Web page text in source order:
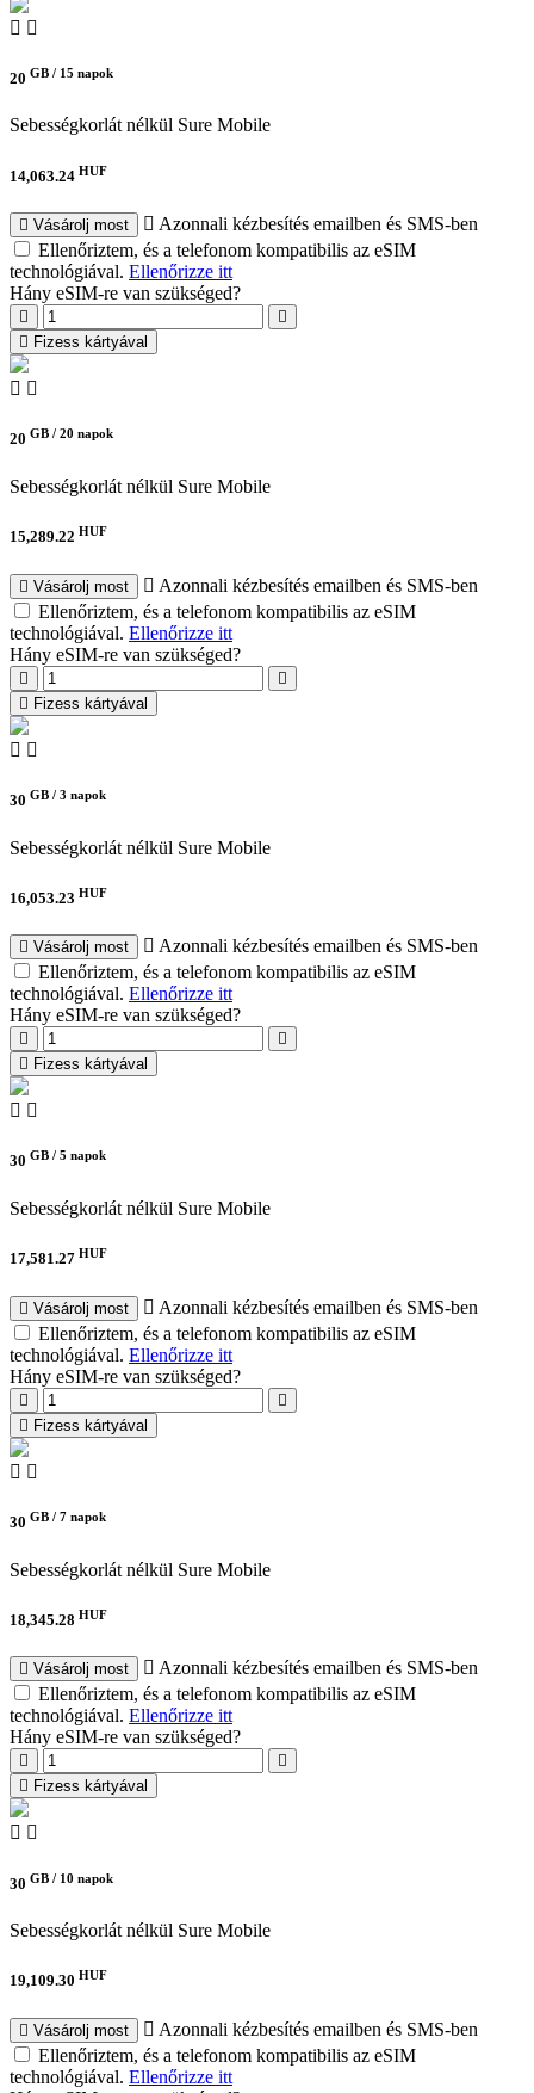
20 GB / 15 napok
Sebességkorlát nélkül Sure Mobile
14,063.24 HUF
Vásárolj most
Azonnali kézbesítés emailben és SMS-ben
Ellenőriztem, és a telefonom kompatibilis az eSIM
technológiával. Ellenőrizze itt
Hány eSIM-re van szükséged?
Fizess kártyával
20 GB / 20 napok
Sebességkorlát nélkül Sure Mobile
15,289.22 HUF
Vásárolj most
Azonnali kézbesítés emailben és SMS-ben
Ellenőriztem, és a telefonom kompatibilis az eSIM
technológiával. Ellenőrizze itt
Hány eSIM-re van szükséged?
Fizess kártyával
30 GB / 3 napok
Sebességkorlát nélkül Sure Mobile
16,053.23 HUF
Vásárolj most
Azonnali kézbesítés emailben és SMS-ben
Ellenőriztem, és a telefonom kompatibilis az eSIM
technológiával. Ellenőrizze itt
Hány eSIM-re van szükséged?
Fizess kártyával
30 GB / 5 napok
Sebességkorlát nélkül Sure Mobile
17,581.27 HUF
Vásárolj most
Azonnali kézbesítés emailben és SMS-ben
Ellenőriztem, és a telefonom kompatibilis az eSIM
technológiával. Ellenőrizze itt
Hány eSIM-re van szükséged?
Fizess kártyával
30 GB / 7 napok
Sebességkorlát nélkül Sure Mobile
18,345.28 HUF
Vásárolj most
Azonnali kézbesítés emailben és SMS-ben
Ellenőriztem, és a telefonom kompatibilis az eSIM
technológiával. Ellenőrizze itt
Hány eSIM-re van szükséged?
Fizess kártyával
30 GB / 10 napok
Sebességkorlát nélkül Sure Mobile
19,109.30 HUF
Vásárolj most
Azonnali kézbesítés emailben és SMS-ben
Ellenőriztem, és a telefonom kompatibilis az eSIM
technológiával. Ellenőrizze itt